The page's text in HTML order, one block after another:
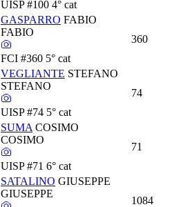
UISP #100 4° cat
GASPARRO FABIO
FABIO
FCI #360 5° cat
360
VEGLIANTE STEFANO
STEFANO
UISP #74 5° cat
74
SUMA COSIMO
COSIMO
UISP #71 6° cat
71
SATALINO GIUSEPPE
GIUSEPPE
1084